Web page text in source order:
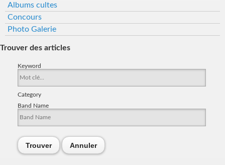
Albums cultes
Concours
Photo Galerie
Trouver des articles
Keyword
Category
Band Name
Trouver Annuler